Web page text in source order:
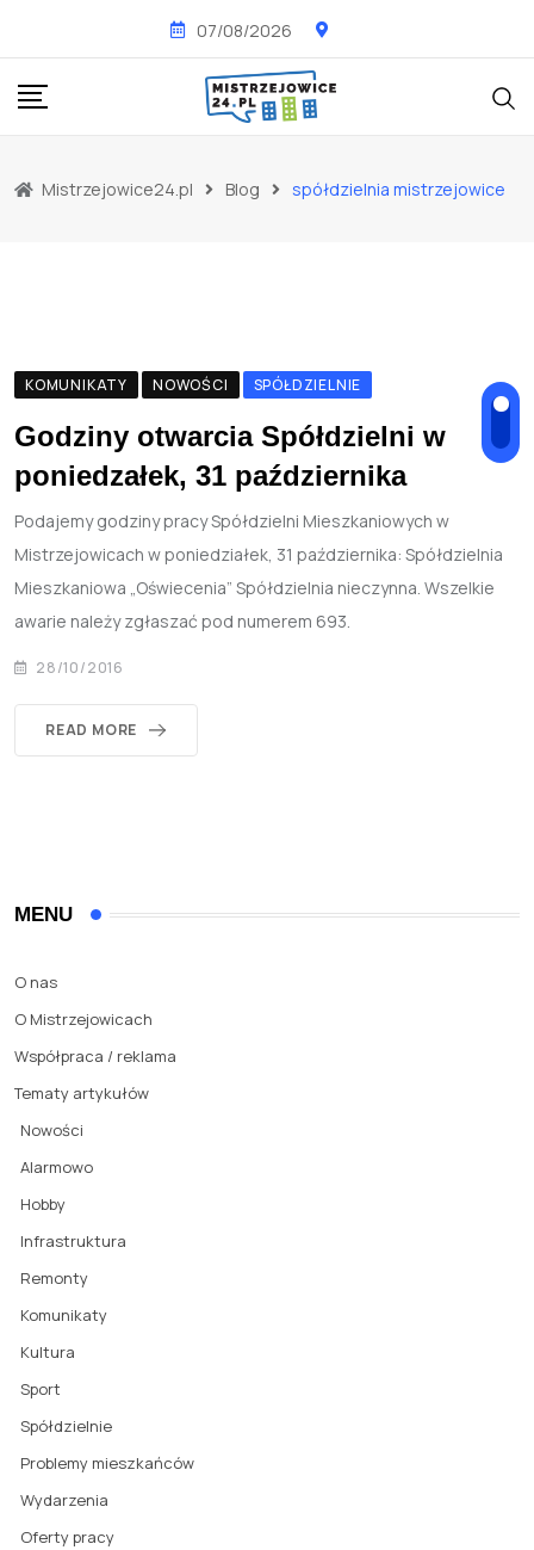
content
07/08/2026
Mistrzejowice24.pl Blog spółdzielnia mistrzejowice
KOMUNIKATY NOWOŚCI SPÓŁDZIELNIE
Godziny otwarcia Spółdzielni w
poniedzałek, 31 października
Podajemy godziny pracy Spółdzielni Mieszkaniowych w
Mistrzejowicach w poniedziałek, 31 października: Spółdzielnia
Mieszkaniowa „Oświecenia” Spółdzielnia nieczynna. Wszelkie
awarie należy zgłaszać pod numerem 693.
28/10/2016
READ MORE
MENU
O nas
O Mistrzejowicach
Współpraca / reklama
Tematy artykułów
Nowości
Alarmowo
Hobby
Infrastruktura
Remonty
Komunikaty
Kultura
Sport
Spółdzielnie
Problemy mieszkańców
Wydarzenia
Oferty pracy